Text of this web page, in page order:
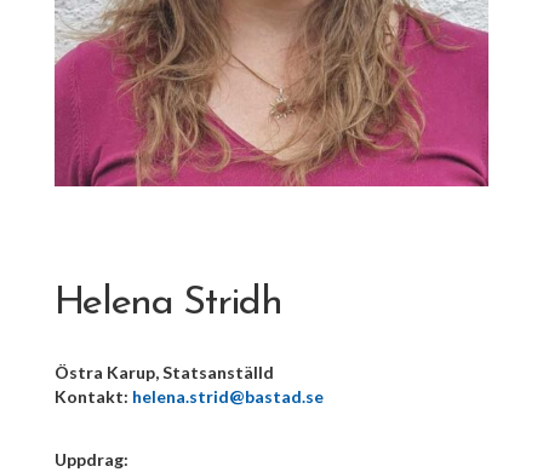
Helena Stridh
Östra Karup, Statsanställd
Kontakt: helena.strid@bastad.se
Uppdrag: